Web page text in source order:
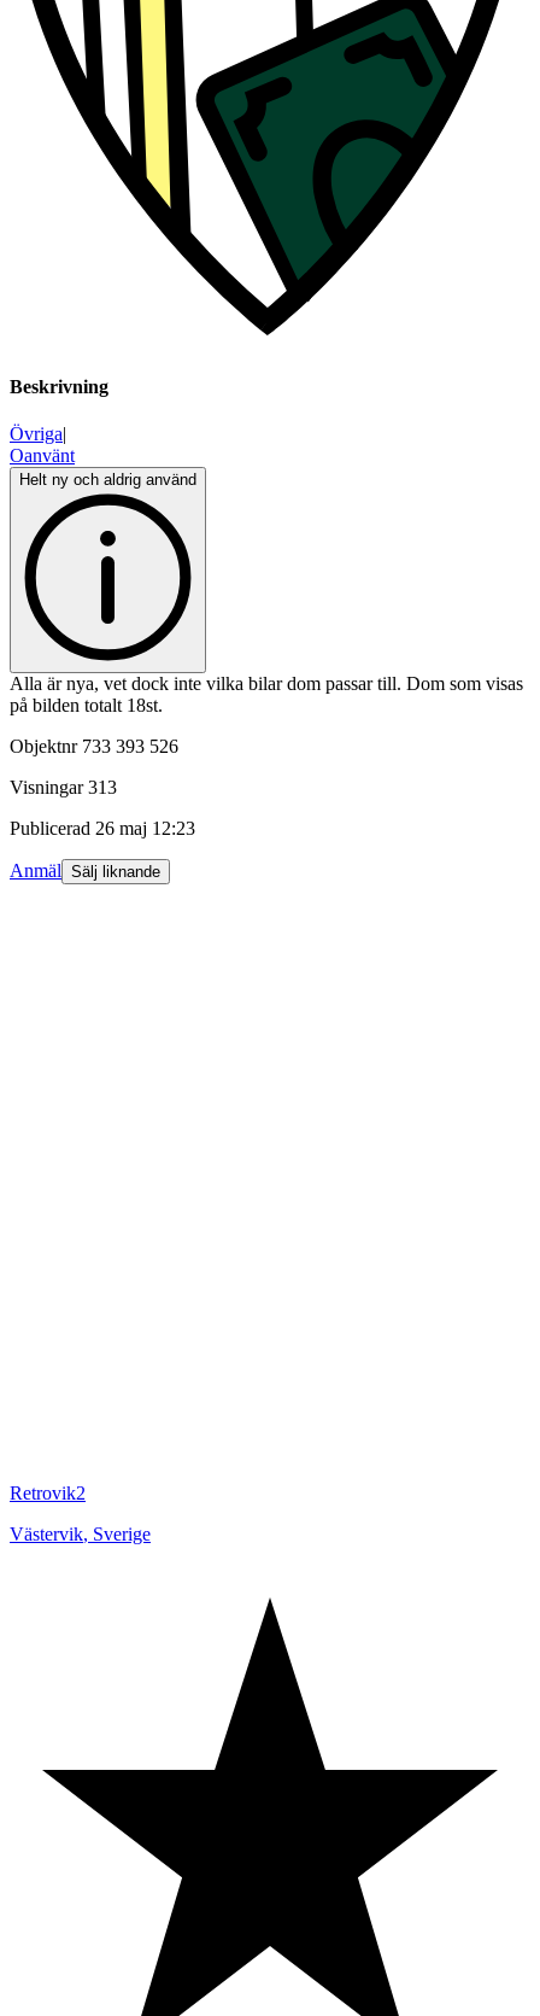
Beskrivning
Övriga|
Oanvänt
Helt ny och aldrig använd
Alla är nya, vet dock inte vilka bilar dom passar till. Dom som visas
på bilden totalt 18st.
Objektnr 733 393 526
Visningar 313
Publicerad 26 maj 12:23
Anmäl Sälj liknande
Retrovik2
Västervik, Sverige